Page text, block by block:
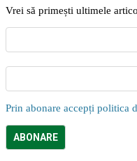
Vrei să primești ultimele
Prin abonare accepți politica